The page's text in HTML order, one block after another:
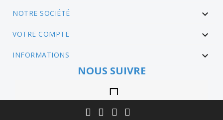
NOTRE SOCIÉTÉ 
VOTRE COMPTE 
INFORMATIONS 
NOUS SUIVRE
Instagram